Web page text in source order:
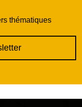
thématiques